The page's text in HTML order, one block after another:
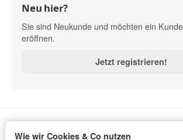
Neu hier?
Sie sind Neukunde und möchten ein
eröffnen.
Jetzt registrieren!
Informationen
Wie wir Cookies & Co nutzen